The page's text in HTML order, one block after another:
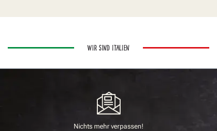
WIR SIND ITALIEN
Nichts mehr verpassen!